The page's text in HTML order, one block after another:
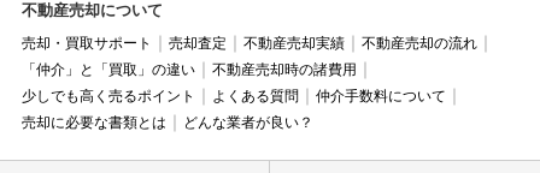
不動産売却について
売却・買取サポート 売却査定 不動産売却実績
不動産売却の流れ
「仲介」と「買取」の違い
不動産売却時の諸費用
少しでも高く売るポイント
よくある質問
仲介手数料について
売却に必要な書類とは
どんな業者が良い？